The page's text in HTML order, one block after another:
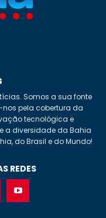
Somos a sua fonte
pela cobertura da
tecnológica e
a diversidade da Bahia
do Brasil e do Mundo!
REDES